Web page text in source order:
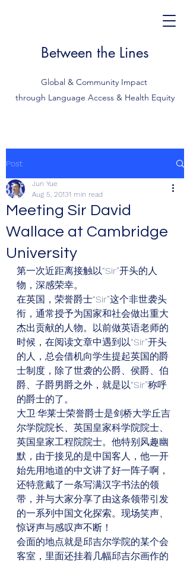
Between the Lines
Global & Community Impact
through Language Access & Health Equity
Post
Meeting Sir David
Wallace at Cambridge
University
Jun Yue
Aug 5, 20131 min read
第一次近距离接触以“Sir”开头的人
物，深感荣幸。
在英国，荣誉爵士“Sir”这个非世袭头
衔，通常授予为国家和社会做出重大
杰出贡献的人物。以前做英语老师的
时候，在阅读文章中遇到以“Sir”开头
的人，总会借机向学生提起英国的爵
士制度，除了世袭的公爵、侯爵、伯
爵、子爵男爵之外，就是以“Sir”称呼
的爵士的了。
大卫·华莱士荣誉爵士是剑桥大学丘吉
尔学院院长、英国皇家科学院院士、
英国皇家工程院院士。他特别风趣幽
默，由于接见的是中国客人，他一开
始先用地道的中文讲了好一阵子啊，
还特意戴了一条写满汉字书法的领
带，并与大家分享了由这条领带引发
的一系列中国文化探索。现场笑声、
惊讶声与感叹声不断！
会面的地点就是邱吉尔学院的某个会
客室，里面还挂着几幅邱吉尔画作的